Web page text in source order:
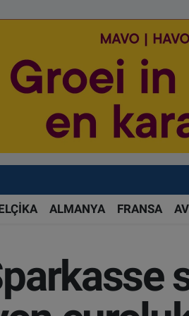
ALMANYA FRANSA